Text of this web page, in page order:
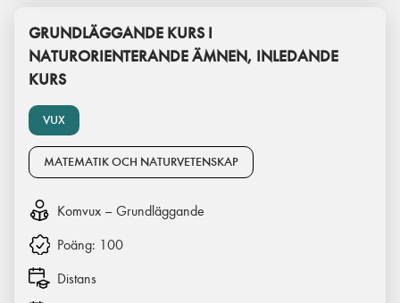
VUX
GRUNDLÄGGANDE KURS I
NATURORIENTERANDE ÄMNEN, INLEDANDE
KURS
MATEMATIK OCH NATURVETENSKAP
Komvux – Grundläggande
Poäng: 100
Distans